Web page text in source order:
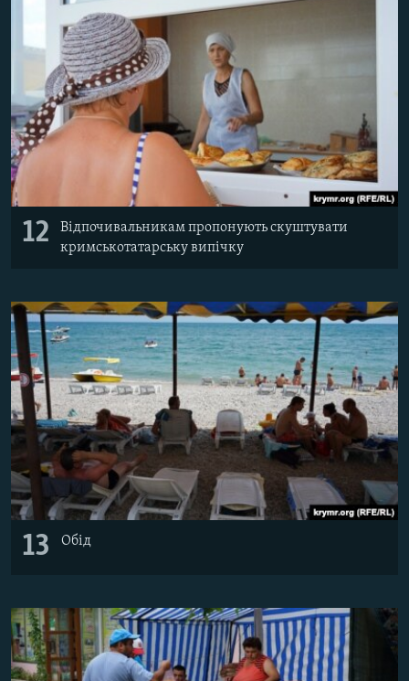
12
Відпочивальникам пропонують скуштувати
кримськотатарську випічку
13 Обід